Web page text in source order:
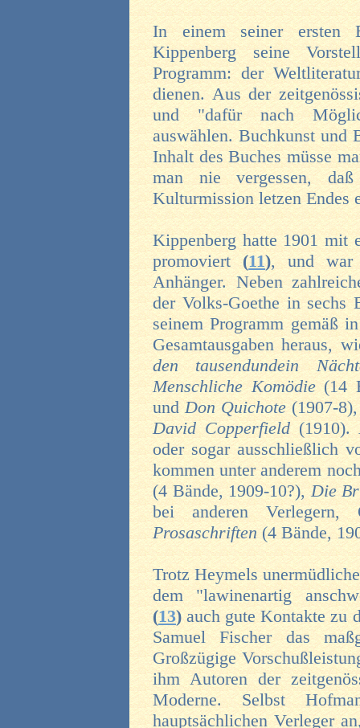
In einem seiner ersten
Kippenberg seine
Programm: der
dienen. Aus der
und "dafür nach
auswählen. Buchkunst und
Inhalt des Buches müsse
man nie vergessen,
Kulturmission letzen Endes
Kippenberg hatte 1901 mit
promoviert(11), und war
Anhänger. Neben
der Volks-Goethe in sechs
seinem Programm gemäß
Gesamtausgaben heraus,
den tausendundein
Menschliche Komödie(14
undDon Quichote (1907-
David Copperfield
oder sogar ausschließlich
kommen unter anderem
(4 Bände, 1909-10?),Die
bei anderen
Prosaschriften (4 Bände,
Trotz Heymels
dem "lawinenartig
(13)auch gute Kontakte zu
Samuel Fischer das
Großzügige
ihm Autoren der
Moderne. Selbst
hauptsächlichen Verleger